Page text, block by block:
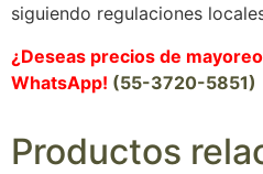
siguiendo regulaciones
¿Deseas precios de
WhatsApp! (55-3720-5851)
Productos